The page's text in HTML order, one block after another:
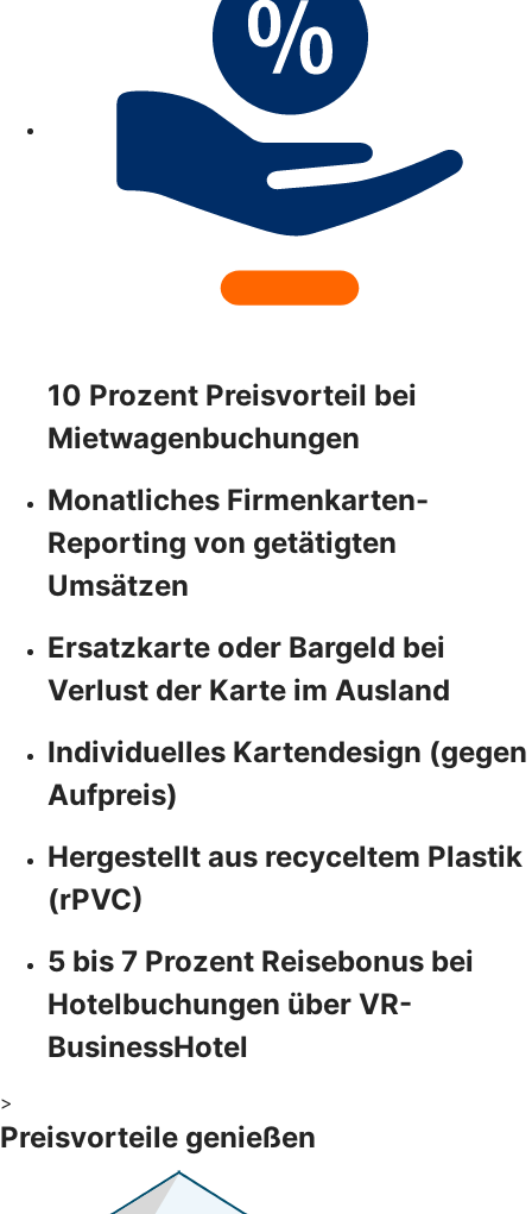
10 Prozent Preisvorteil bei
Mietwagenbuchungen
Monatliches Firmenkarten-
Reporting von getätigten
Umsätzen
Ersatzkarte oder Bargeld bei
Verlust der Karte im Ausland
Individuelles Kartendesign (gegen
Aufpreis)
Hergestellt aus recyceltem Plastik
(rPVC)
5 bis 7 Prozent Reisebonus bei
Hotelbuchungen über VR-
BusinessHotel
>
Preisvorteile genießen